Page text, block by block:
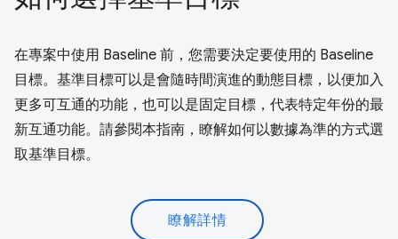
在專案中使用 Baseline 前，您需要決定要使用的 Baseline
目標。基準目標可以是會隨時間演進的動態目標，以便加入
更多可互通的功能，也可以是固定目標，代表特定年份的最
新互通功能。請參閱本指南，瞭解如何以數據為準的方式選
取基準目標。
瞭解詳情